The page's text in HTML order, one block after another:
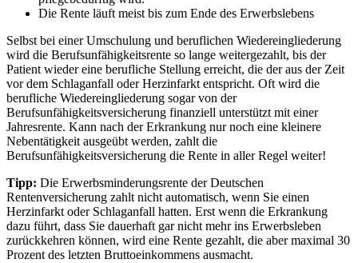
Die Rente läuft meist bis zum Ende des Erwerbslebens
Selbst bei einer Umschulung und beruflichen Wiedereingliederung
wird die Berufsunfähigkeitsrente so lange weitergezahlt, bis der
Patient wieder eine berufliche Stellung erreicht, die der aus der Zeit
vor dem Schlaganfall oder Herzinfarkt entspricht. Oft wird die
berufliche Wiedereingliederung sogar von der
Berufsunfähigkeitsversicherung finanziell unterstützt mit einer
Jahresrente. Kann nach der Erkrankung nur noch eine kleinere
Nebentätigkeit ausgeübt werden, zahlt die
Berufsunfähigkeitsversicherung die Rente in aller Regel weiter!
Tipp: Die Erwerbsminderungsrente der Deutschen
Rentenversicherung zahlt nicht automatisch, wenn Sie einen
Herzinfarkt oder Schlaganfall hatten. Erst wenn die Erkrankung
dazu führt, dass Sie dauerhaft gar nicht mehr ins Erwerbsleben
zurückkehren können, wird eine Rente gezahlt, die aber maximal 30
Prozent des letzten Bruttoeinkommens ausmacht.